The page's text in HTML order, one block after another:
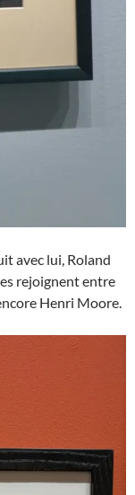
avec lui, Roland
rejoignent entre
Henri Moore.